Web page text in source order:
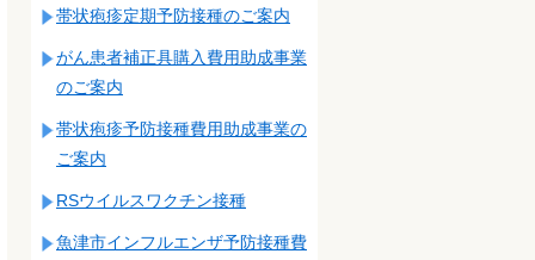
帯状疱疹定期予防接種のご案内
がん患者補正具購入費用助成事業
のご案内
帯状疱疹予防接種費用助成事業の
ご案内
RSウイルスワクチン接種
魚津市インフルエンザ予防接種費